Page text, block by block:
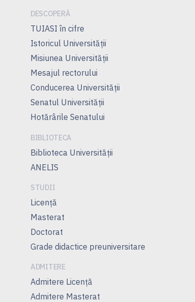
DESCOPERĂ
TUIASI în cifre
Istoricul Universităţii
Misiunea Universităţii
Mesajul rectorului
Conducerea Universităţii
Senatul Universității
Hotărârile Senatului
BIBLIOTECA
Biblioteca Universității
ANELIS
STUDII
Licență
Masterat
Doctorat
Grade didactice preuniversitare
ADMITERE
Admitere Licenţă
Admitere Masterat